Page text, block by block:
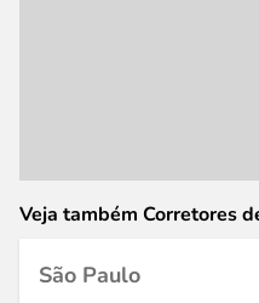
Veja também Corretores
São Paulo